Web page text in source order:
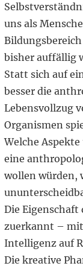
uns als
bisher auffällig
Statt sich auf
besser die
Lebensvollzug
Organismen
Welche
eine
wollen würden,
Die
zuerkannt – mit
Intelligenz auf
Die kreative